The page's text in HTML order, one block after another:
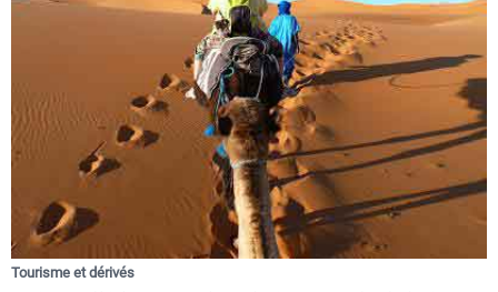
Tourisme et dérivés